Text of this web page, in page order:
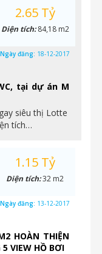
tại dự án M
siêu thị Lotte
tích…
2.65 Tỷ
Diện tích:84,18 m2
Ngày đăng: 18-12-2017
HOÀN THIỆN
VIEW HỒ BƠI
1.15 Tỷ
Diện tích:32 m2
Ngày đăng: 13-12-2017